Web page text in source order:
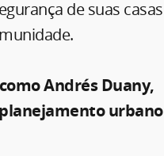
de suas casas
Andrés Duany,
urbano